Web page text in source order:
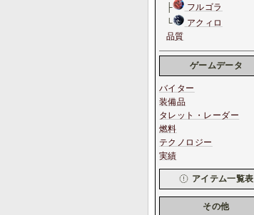
├
フルゴラ
└
アクィロ
品質
ゲームデータ
バイター
装備品
タレット・レーダー
燃料
テクノロジー
実績
アイテム一覧表
その他